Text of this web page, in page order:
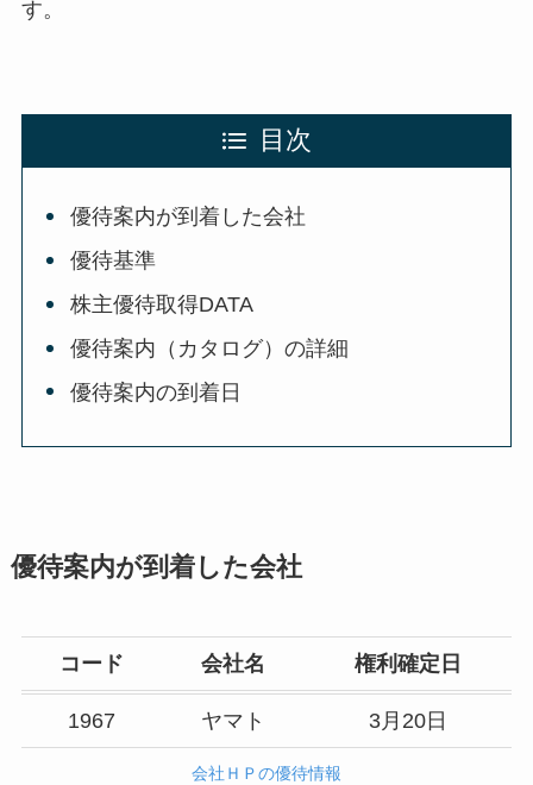
す。
目次
優待案内が到着した会社
優待基準
株主優待取得DATA
優待案内（カタログ）の詳細
優待案内の到着日
優待案内が到着した会社
コード 会社名 権利確定日
1967 ヤマト 3月20日
会社ＨＰの優待情報